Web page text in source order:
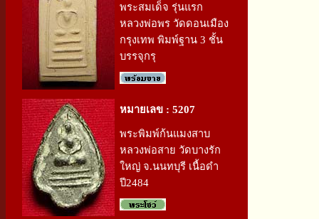
พระสมเด็จ รุ่นแรก
หลวงพ่อพร วัดดอนเมือง
กรุงเทพ พิมพ์ฐาน 3 ชั้น
บรรจุกรุ
หมายเลข : 5207
พระพิมพ์ก้นแมงสาบ
หลวงพ่อสาย วัดบางรัก
ใหญ่ จ.นนทบุรี เนื้อดำ
ปี2484